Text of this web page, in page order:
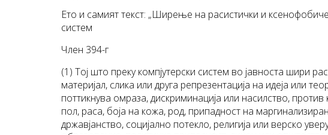
Ето и самият текст: „Ширење на расистички и
систем
Член 394-г
(1) Тој што преку компјутерски систем во јавноста шири
материјал, слика или друга репрезентација на идеја или
поттикнува омраза, дискриминација или насилство,
пол, раса, боја на кожа, род, припадност на
државјанство, социјално потекло, религија или верско